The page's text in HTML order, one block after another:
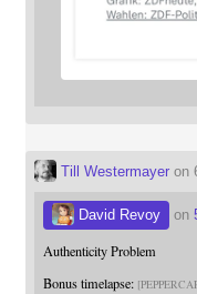
Till Westermayeron
David Revoy on
Authenticity Problem
Bonus timelapse: